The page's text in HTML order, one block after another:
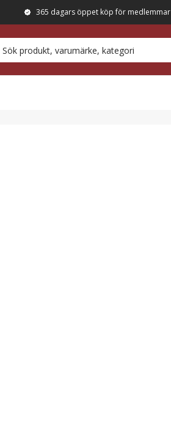
365 dagars öppet köp för medlemmar